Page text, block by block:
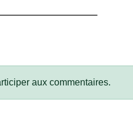
aux commentaires.